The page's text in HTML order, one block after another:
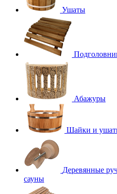
Ушаты
Абажуры
Шайки и
Деревянные
сауны